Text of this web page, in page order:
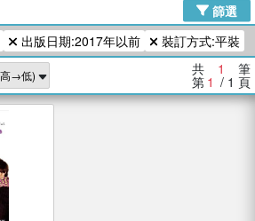
高希均教授回憶錄
、 The Odyssey 、 父親節 、 如果歷
史是一群喵 、 暑期推薦 、 國際布克
獎 臺灣漫遊錄 、 方念華 、 台灣的李
登輝時代
數學女孩：黎曼猜想 、
偉大的迷走神經
篩選
出版日期:2017年以前 裝訂方式:平裝
共 1 筆
第 1 / 1 頁